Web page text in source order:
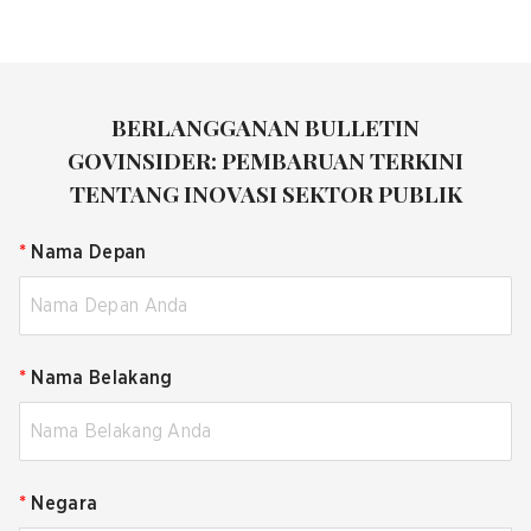
BERLANGGANAN BULLETIN
GOVINSIDER: PEMBARUAN TERKINI
TENTANG INOVASI SEKTOR PUBLIK
* Nama Depan
* Nama Belakang
* Negara